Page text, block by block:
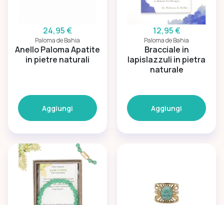
24,95 €
Paloma de Bahia
Anello Paloma Apatite
in pietre naturali
Aggiungi
12,95 €
Paloma de Bahia
Bracciale in
lapislazzuli in pietra
naturale
Aggiungi